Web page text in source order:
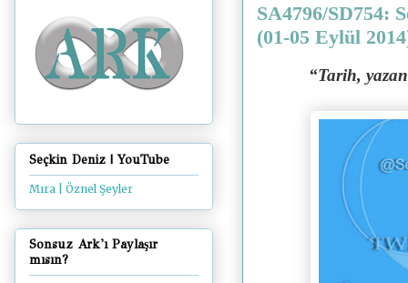
SA4796/SD754:
(01-05 Eylül
“Tarih,
Seçkin Deniz | YouTube
Mıra | Öznel Şeyler
Sonsuz Ark'ı Paylaşır
mısın?